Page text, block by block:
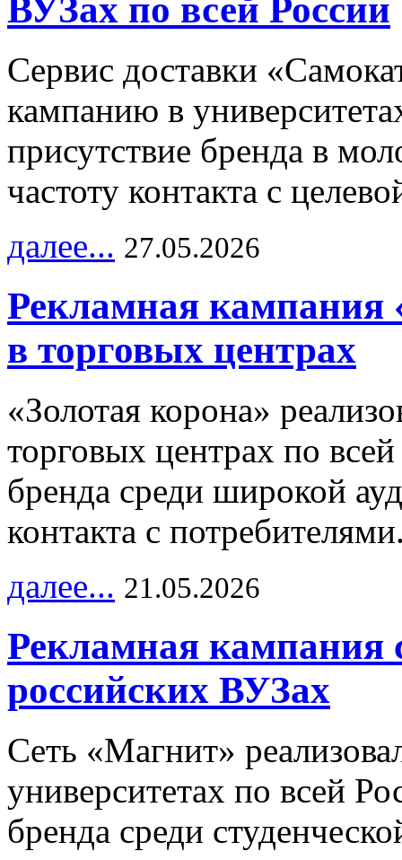
ВУЗах по всей России
Сервис доставки
кампанию в
присутствие бренда в
частоту контакта с
далее... 27.05.2026
Рекламная кампания
в торговых центрах
«Золотая корона»
торговых центрах по
бренда среди широкой
контакта с
далее... 21.05.2026
Рекламная кампания
российских ВУЗах
Сеть «Магнит»
университетах по всей
бренда среди